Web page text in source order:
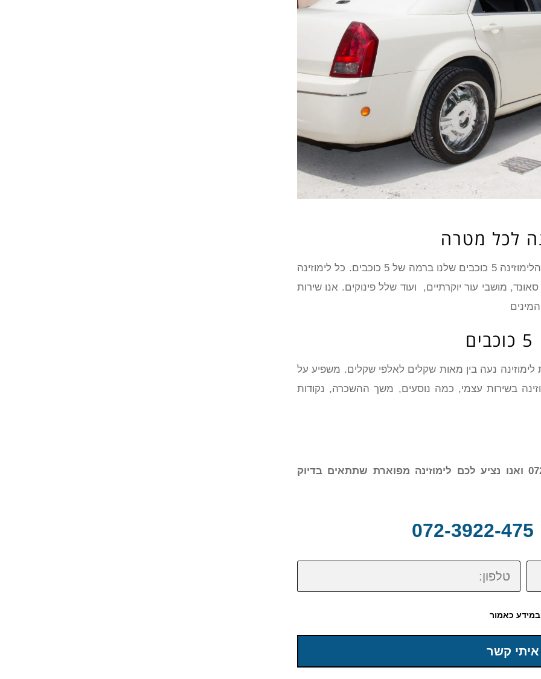
לימוזינה 5 כוכבים הם כלי רכב מפוארים במיוחד. הלימוזינה 5 כוכבים שלנו ברמה של 5 כוכבים. כל לימוזינה
מושבי עור יוקרתיים, ועוד שלל פינוקים. אנו שירות
נעה בין מאות שקלים לאלפי שקלים. משפיע על
בשירות עצמי, כמה נוסעים, משך ההשכרה, נקודות
צרו עמנו קשר עוד היום בטלפון: 072-3922-475 ואנו נציע לכם לימוזינה מפוארת שתתאים בדיוק
טלפון:
כאמור
איתי קשר